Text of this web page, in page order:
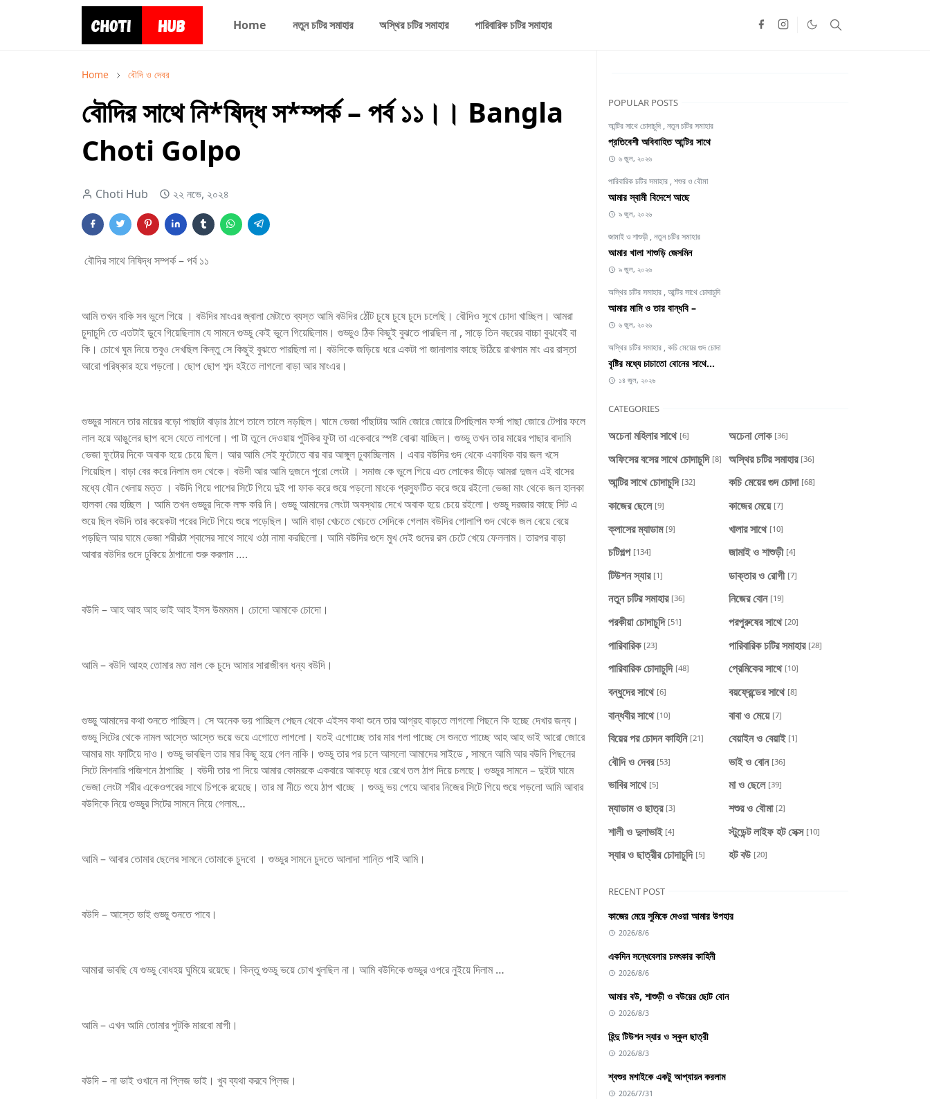
Home নতুন চটির সমাহার অস্থির চটির সমাহার পারিবারিক চটির সমাহার
Home বৌদি ও দেবর
বৌদির সাথে নি*ষিদ্ধ স*ম্পর্ক – পর্ব ১১।। Bangla
Choti Golpo
Choti Hub ২২ নভে, ২০২৪
বৌদির সাথে নিষিদ্ধ সম্পর্ক – পর্ব ১১
আমি তখন বাকি সব ভুলে গিয়ে । বউদির মাংএর জ্বালা মেটাতে ব্যস্ত আমি বউদির ঠোঁট চুষে চুষে চুদে চলেছি। বৌদিও সুখে চোদা খাচ্ছিল। আমরা
চুদাচুদি তে এতটাই ডুবে গিয়েছিলাম যে সামনে গুড্ডু কেই ভুলে গিয়েছিলাম। গুড্ডুও ঠিক কিছুই বুঝতে পারছিল না , সাড়ে তিন বছরের বাচ্চা বুঝবেই বা
কি। চোখে ঘুম নিয়ে তবুও দেখছিল কিন্তু সে কিছুই বুঝতে পারছিলা না। বউদিকে জড়িয়ে ধরে একটা পা জানালার কাছে উঠিয়ে রাখলাম মাং এর রাস্তা
আরো পরিষ্কার হয়ে পড়লো। ছোপ ছোপ শব্দ হইতে লাগলো বাড়া আর মাংএর।
গুড্ডুর সামনে তার মায়ের বড়ো পাছাটা বাড়ার ঠাপে তালে তালে নড়ছিল। ঘামে ভেজা পাঁছাটায় আমি জোরে জোরে টিপছিলাম ফর্সা পাছা জোরে টেপার ফলে
লাল হয়ে আঙুলের ছাপ বসে যেতে লাগলো। পা টা তুলে দেওয়ায় পুটকির ফুটা তা একেবারে স্পষ্ট বোঝা যাচ্ছিল। গুড্ডু তখন তার মায়ের পাছার বাদামি
ভেজা ফুটোর দিকে অবাক হয়ে চেয়ে ছিল। আর আমি সেই ফুটোতে বার বার আঙ্গুল ঢুকাচ্ছিলাম । এবার বউদির গুদ থেকে একাধিক বার জল খসে
গিয়েছিল। বাড়া বের করে নিলাম গুদ থেকে। বউদী আর আমি দুজনে পুরো লেংটা । সমাজ কে ভুলে গিয়ে এত লোকের ভীড়ে আমরা দুজন এই বাসের
মধ্যে যৌন খেলায় মত্ত । বউদি গিয়ে পাশের সিটে গিয়ে দুই পা ফাক করে শুয়ে পড়লো মাংকে প্রস্ফুটিত করে শুয়ে রইলো ভেজা মাং থেকে জল হালকা
হালকা বের হচ্ছিল । আমি তখন গুড্ডুর দিকে লক্ষ করি নি। গুড্ডু আমাদের লেংটা অবস্থায় দেখে অবাক হয়ে চেয়ে রইলো। গুড্ডু দরজার কাছে সিট এ
শুয়ে ছিল বউদি তার কয়েকটা পরের সিটে গিয়ে শুয়ে পড়েছিল। আমি বাড়া খেচতে খেচতে সেদিকে গেলাম বউদির গোলাপি গুদ থেকে জল বেয়ে বেয়ে
পড়ছিল আর ঘামে ভেজা শরীরটা শ্বাসের সাথে সাথে ওঠা নামা করছিলো। আমি বউদির গুদে মুখ দেই গুদের রস চেটে খেয়ে ফেললাম। তারপর বাড়া
আবার বউদির গুদে ঢুকিয়ে ঠাপানো শুরু করলাম ….
বউদি – আহ আহ আহ ভাই আহ ইসস উমমমম। চোদো আমাকে চোদো।
আমি – বউদি আহহ তোমার মত মাল কে চুদে আমার সারাজীবন ধন্য বউদি।
গুড্ডু আমাদের কথা শুনতে পাচ্ছিল। সে অনেক ভয় পাচ্ছিল পেছন থেকে এইসব কথা শুনে তার আগ্রহ বাড়তে লাগলো পিছনে কি হচ্ছে দেখার জন্য।
গুড্ডু সিটের থেকে নামল আস্তে আস্তে ভয়ে ভয়ে এগোতে লাগলো। যতই এগোচ্ছে তার মার গলা পাচ্ছে সে শুনতে পাচ্ছে আহ আহ ভাই আরো জোরে
আমার মাং ফাটিয়ে দাও। গুড্ডু ভাবছিল তার মার কিছু হয়ে গেল নাকি। গুড্ডু তার পর চলে আসলো আমাদের সাইডে , সামনে আমি আর বউদি পিছনের
সিটে মিশনারি পজিশনে ঠাপাচ্ছি । বউদী তার পা দিয়ে আমার কোমরকে একবারে আকড়ে ধরে রেখে তল ঠাপ দিয়ে চলছে। গুড্ডুর সামনে – দুইটা ঘামে
ভেজা লেংটা শরীর একেওপরের সাথে চিপকে রয়েছে। তার মা নীচে শুয়ে ঠাপ খাচ্ছে । গুড্ডু ভয় পেয়ে আবার নিজের সিটে গিয়ে শুয়ে পড়লো আমি আবার
বউদিকে নিয়ে গুড্ডুর সিটের সামনে নিয়ে গেলাম…
আমি – আবার তোমার ছেলের সামনে তোমাকে চুদবো । গুড্ডুর সামনে চুদতে আলাদা শান্তি পাই আমি।
বউদি – আস্তে ভাই গুড্ডু শুনতে পাবে।
আমারা ভাবছি যে গুড্ডু বোধহয় ঘুমিয়ে রয়েছে। কিন্তু গুড্ডু ভয়ে চোখ খুলছিল না। আমি বউদিকে গুড্ডুর ওপরে নুইয়ে দিলাম …
আমি – এখন আমি তোমার পুটকি মারবো মাগী।
বউদি – না ভাই ওখানে না প্লিজ ভাই। খুব ব্যথা করবে প্লিজ।
POPULAR POSTS
আন্টির সাথে চোদাচুদি ,নতুন চটির সমাহার
প্রতিবেশী অবিবাহিত আন্টির সাথে
৬ জুল, ২০২৬
পারিবারিক চটির সমাহার ,শশুর ও বৌমা
আমার স্বামী বিদেশে আছে
৯ জুল, ২০২৬
জামাই ও শাশুড়ী ,নতুন চটির সমাহার
আমার খালা শাশুড়ি জেসমিন
৯ জুল, ২০২৬
অস্থির চটির সমাহার ,আন্টির সাথে চোদাচুদি
আমার মামি ও তার বান্ধবি –
৬ জুল, ২০২৬
অস্থির চটির সমাহার ,কচি মেয়ের গুদ চোদা
বৃষ্টির মধ্যে চাচাতো বোনের সাথে...
১৪ জুল, ২০২৬
CATEGORIES
অচেনা মহিলার সাথে [6] অচেনা লোক [36]
অফিসের বসের সাথে চোদাচুদি [8] অস্থির চটির সমাহার [36]
আন্টির সাথে চোদাচুদি [32] কচি মেয়ের গুদ চোদা [68]
কাজের ছেলে [9] কাজের মেয়ে [7]
ক্লাসের ম্যাডাম [9] খালার সাথে [10]
চটিগল্প [134] জামাই ও শাশুড়ী [4]
টিউশন স্যার [1] ডাক্তার ও রোগী [7]
নতুন চটির সমাহার [36] নিজের বোন [19]
পরকীয়া চোদাচুদি [51] পরপুরুষের সাথে [20]
পারিবারিক [23] পারিবারিক চটির সমাহার [28]
পারিবারিক চোদাচুদি [48] প্রেমিকের সাথে [10]
বন্ধুদের সাথে [6] বয়ফ্রেন্ডের সাথে [8]
বান্ধবীর সাথে [10] বাবা ও মেয়ে [7]
বিয়ের পর চোদন কাহিনি [21] বেয়াইন ও বেয়াই [1]
বৌদি ও দেবর [53] ভাই ও বোন [36]
ভাবির সাথে [5] মা ও ছেলে [39]
ম্যাডাম ও ছাত্র [3] শশুর ও বৌমা [2]
শালী ও দুলাভাই [4] স্টুডেন্ট লাইফ হট সেক্স [10]
স্যার ও ছাত্রীর চোদাচুদি [5] হট বউ [20]
RECENT POST
কাজের মেয়ে সুমিকে দেওয়া আমার উপহার
2026/8/6
একদিন সন্ধেবেলার চমৎকার কাহিনী
2026/8/6
আমার বউ, শাশুড়ী ও বউয়ের ছোট বোন
2026/8/3
হিন্দু টিউশন স্যার ও স্কুল ছাত্রী
2026/8/3
শ্বশুর মশাইকে একটু আপ্যায়ন করলাম
2026/7/31